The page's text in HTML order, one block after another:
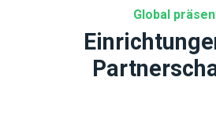
Global